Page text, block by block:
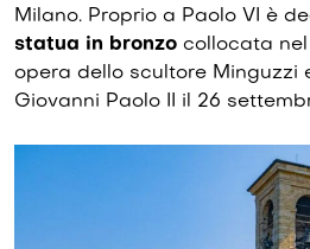
Milano. Proprio a Paolo VI è
statua in bronzo collocata
opera dello scultore Minguzzi
Giovanni Paolo II il 26